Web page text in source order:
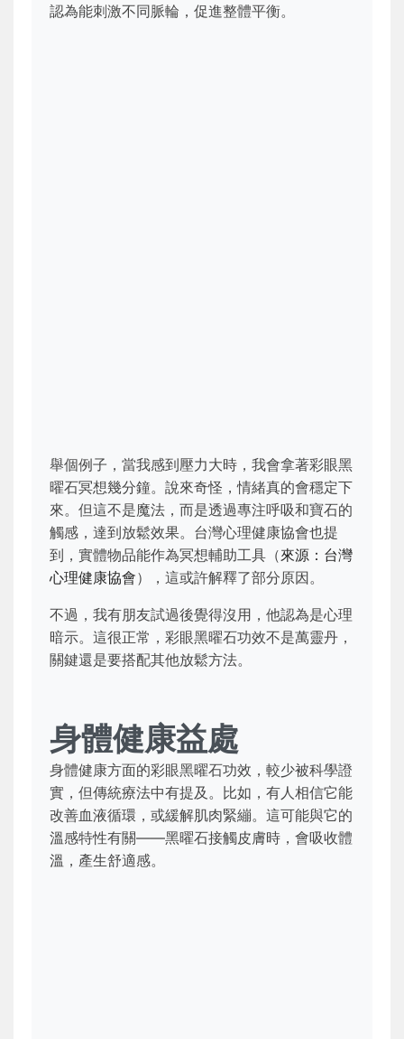
認為能刺激不同脈輪，促進整體平衡。
舉個例子，當我感到壓力大時，我會拿著彩眼黑
曜石冥想幾分鐘。說來奇怪，情緒真的會穩定下
來。但這不是魔法，而是透過專注呼吸和寶石的
觸感，達到放鬆效果。台灣心理健康協會也提
到，實體物品能作為冥想輔助工具（來源：台灣
心理健康協會），這或許解釋了部分原因。
不過，我有朋友試過後覺得沒用，他認為是心理
暗示。這很正常，彩眼黑曜石功效不是萬靈丹，
關鍵還是要搭配其他放鬆方法。
身體健康益處
身體健康方面的彩眼黑曜石功效，較少被科學證
實，但傳統療法中有提及。比如，有人相信它能
改善血液循環，或緩解肌肉緊繃。這可能與它的
溫感特性有關——黑曜石接觸皮膚時，會吸收體
溫，產生舒適感。